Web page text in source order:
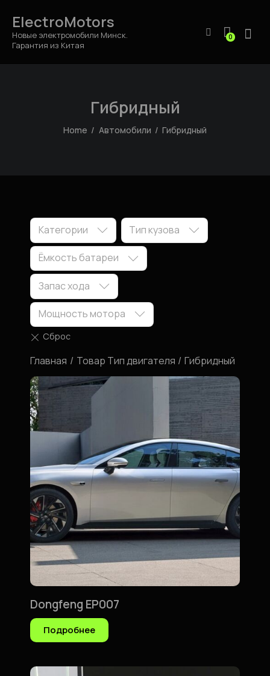
ElectroMotors
Новые электромобили Минск.
Гарантия из Китая
0
Гибридный
Home Автомобили Гибридный
Категории Тип кузова
Ёмкость батареи
Запас хода
Мощность мотора
Главная Товар Тип двигателя Гибридный
Dongfeng EP007
Подробнее